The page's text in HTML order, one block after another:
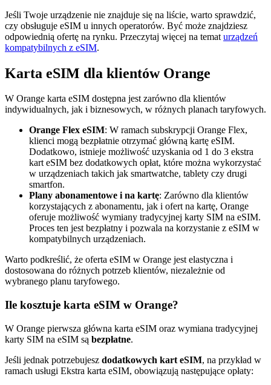
Jeśli Twoje urządzenie nie znajduje się na liście, warto sprawdzić,
czy obsługuje eSIM u innych operatorów. Być może znajdziesz
odpowiednią ofertę na rynku. Przeczytaj więcej na temat urządzeń
kompatybilnych z eSIM.
Karta eSIM dla klientów Orange
W Orange karta eSIM dostępna jest zarówno dla klientów
indywidualnych, jak i biznesowych, w różnych planach taryfowych.
Orange Flex eSIM: W ramach subskrypcji Orange Flex,
klienci mogą bezpłatnie otrzymać główną kartę eSIM.
Dodatkowo, istnieje możliwość uzyskania od 1 do 3 ekstra
kart eSIM bez dodatkowych opłat, które można wykorzystać
w urządzeniach takich jak smartwatche, tablety czy drugi
smartfon.
Plany abonamentowe i na kartę: Zarówno dla klientów
korzystających z abonamentu, jak i ofert na kartę, Orange
oferuje możliwość wymiany tradycyjnej karty SIM na eSIM.
Proces ten jest bezpłatny i pozwala na korzystanie z eSIM w
kompatybilnych urządzeniach.
Warto podkreślić, że oferta eSIM w Orange jest elastyczna i
dostosowana do różnych potrzeb klientów, niezależnie od
wybranego planu taryfowego.
Ile kosztuje karta eSIM w Orange?
W Orange pierwsza główna karta eSIM oraz wymiana tradycyjnej
karty SIM na eSIM są bezpłatne.
Jeśli jednak potrzebujesz dodatkowych kart eSIM, na przykład w
ramach usługi Ekstra karta eSIM, obowiązują następujące opłaty: